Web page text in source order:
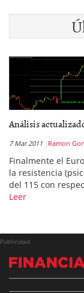
Análisis
7 Mar 2011 Ramon
Finalmente el
la resistencia
del 115 con
Leer
Publicidad